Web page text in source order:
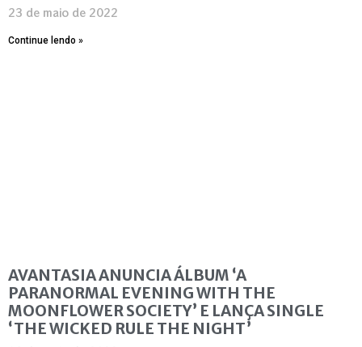
23 de maio de 2022
Continue lendo »
AVANTASIA ANUNCIA ÁLBUM ‘A
PARANORMAL EVENING WITH THE
MOONFLOWER SOCIETY’ E LANÇA SINGLE
‘THE WICKED RULE THE NIGHT’